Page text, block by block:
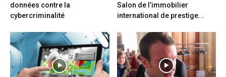
données contre la
cybercriminalité
Salon de l’immobilier
international de prestige...